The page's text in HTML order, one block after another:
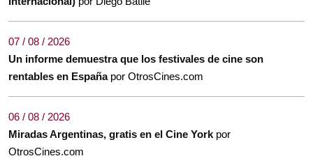
07 / 08 / 2026
Un informe demuestra que los festivales de cine son
rentables en España por OtrosCines.com
06 / 08 / 2026
Miradas Argentinas, gratis en el Cine York por
OtrosCines.com